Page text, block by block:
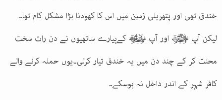
خندق تھی اور پتھریلی زمین میں اس کا کھودنا بڑا مشکل کام تھا۔
لیکن آپ ﷺ اور آپ ﷺ کےپیارے ساتھیوں نے دن رات سخت
محنت کر کے چند دن میں یہ خندق تیار کرلی۔یوں حملہ کرنے والے
کافر شہر کے اندر داخل نہ ہوسکے۔